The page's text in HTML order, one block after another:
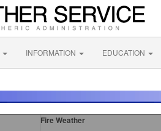
INFORMATION EDUCATION
Fire Weather